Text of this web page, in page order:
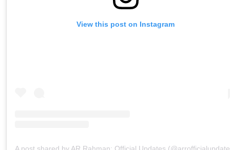
View this post on Instagram